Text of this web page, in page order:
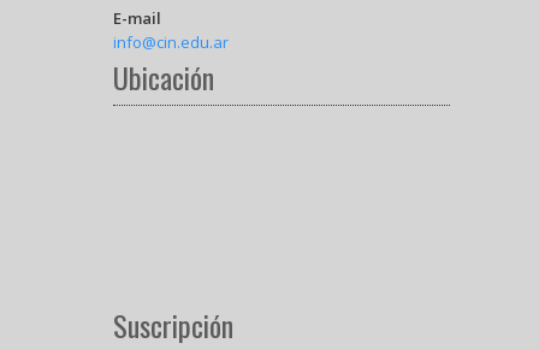
E-mail
info@cin.edu.ar
Ubicación
Suscripción